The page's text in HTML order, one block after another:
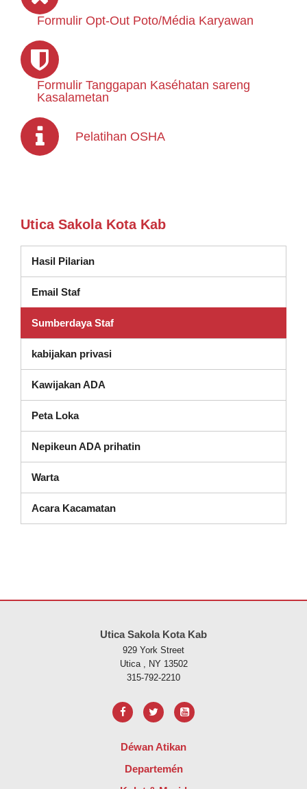
Formulir Opt-Out Poto/Média Karyawan
Formulir Tanggapan Kaséhatan sareng
Kasalametan
Pelatihan OSHA
Utica Sakola Kota Kab
Hasil Pilarian
Email Staf
Sumberdaya Staf
kabijakan privasi
Kawijakan ADA
Peta Loka
Nepikeun ADA prihatin
Warta
Acara Kacamatan
Utica Sakola Kota Kab
929 York Street
Utica , NY 13502
315-792-2210
Déwan Atikan
Departemén